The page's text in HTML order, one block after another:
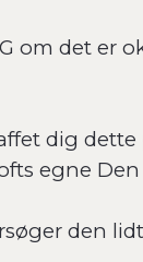
om det er
dig dette
egne
den